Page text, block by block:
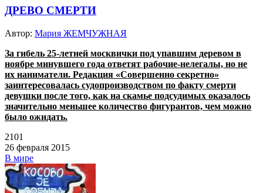
ДРЕВО СМЕРТИ
Автор: Мария ЖЕМЧУЖНАЯ
За гибель 25-летней москвички под упавшим деревом в
ноябре минувшего года ответят рабочие-нелегалы, но не
их наниматели. Редакция «Совершенно секретно»
заинтересовалась судопроизводством по факту смерти
девушки после того, как на скамье подсудимых оказалось
значительно меньшее количество фигурантов, чем можно
было ожидать.
2101
26 февраля 2015
В мире